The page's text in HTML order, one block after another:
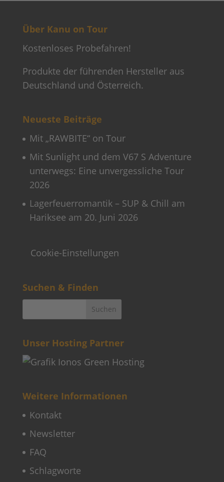
Über Kanu on Tour
Kostenloses Probefahren!
Produkte der führenden Hersteller aus
Deutschland und Österreich.
Neueste Beiträge
Mit „RAWBITE“ on Tour
Mit Sunlight und dem V67 S Adventure
unterwegs: Eine unvergessliche Tour
2026
Lagerfeuerromantik – SUP & Chill am
Hariksee am 20. Juni 2026
Cookie-Einstellungen
Suchen & Finden
Unser Hosting Partner
Weitere Informationen
Kontakt
Newsletter
FAQ
Schlagworte